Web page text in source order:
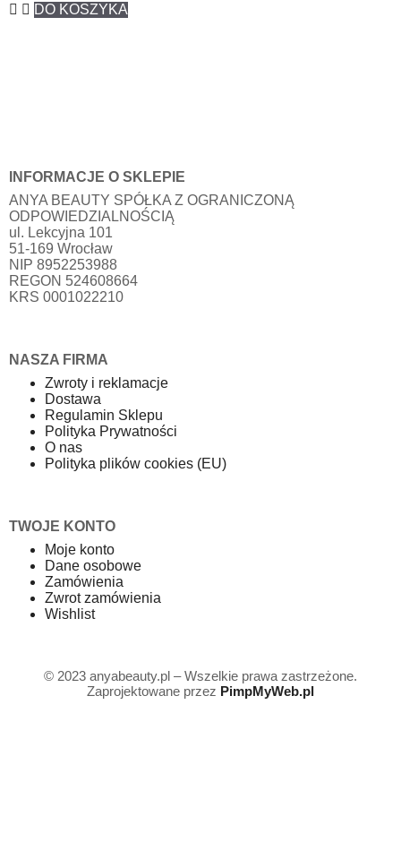
DO KOSZYKA
INFORMACJE O SKLEPIE
ANYA BEAUTY SPÓŁKA Z OGRANICZONĄ
ODPOWIEDZIALNOŚCIĄ
ul. Lekcyjna 101
51-169 Wrocław
NIP 8952253988
REGON 524608664
KRS 0001022210
NASZA FIRMA
Zwroty i reklamacje
Dostawa
Regulamin Sklepu
Polityka Prywatności
O nas
Polityka plików cookies (EU)
TWOJE KONTO
Moje konto
Dane osobowe
Zamówienia
Zwrot zamówienia
Wishlist
© 2023 anyabeauty.pl – Wszelkie prawa zastrzeżone.
Zaprojektowane przez PimpMyWeb.pl